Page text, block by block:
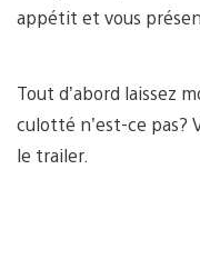
appétit et vous
Tout d’abord laissez
culotté n’est-ce pas?
le trailer.